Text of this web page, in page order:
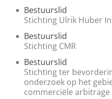
Bestuurslid
Stichting Ulrik Huber
Bestuurslid
Stichting CMR
Bestuurslid
Stichting ter
onderzoek op het
commerciële arbitrage